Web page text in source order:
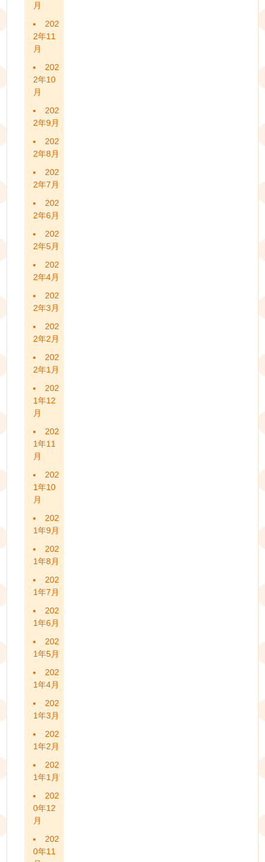
月
202
2年11
月
202
2年10
月
202
2年9月
202
2年8月
202
2年7月
202
2年6月
202
2年5月
202
2年4月
202
2年3月
202
2年2月
202
2年1月
202
1年12
月
202
1年11
月
202
1年10
月
202
1年9月
202
1年8月
202
1年7月
202
1年6月
202
1年5月
202
1年4月
202
1年3月
202
1年2月
202
1年1月
202
0年12
月
202
0年11